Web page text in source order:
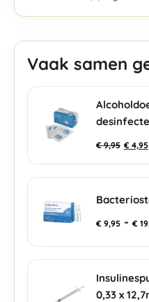
Vaak samen
€9,95 € 4,95
€ 9,95 - €
0,33 x